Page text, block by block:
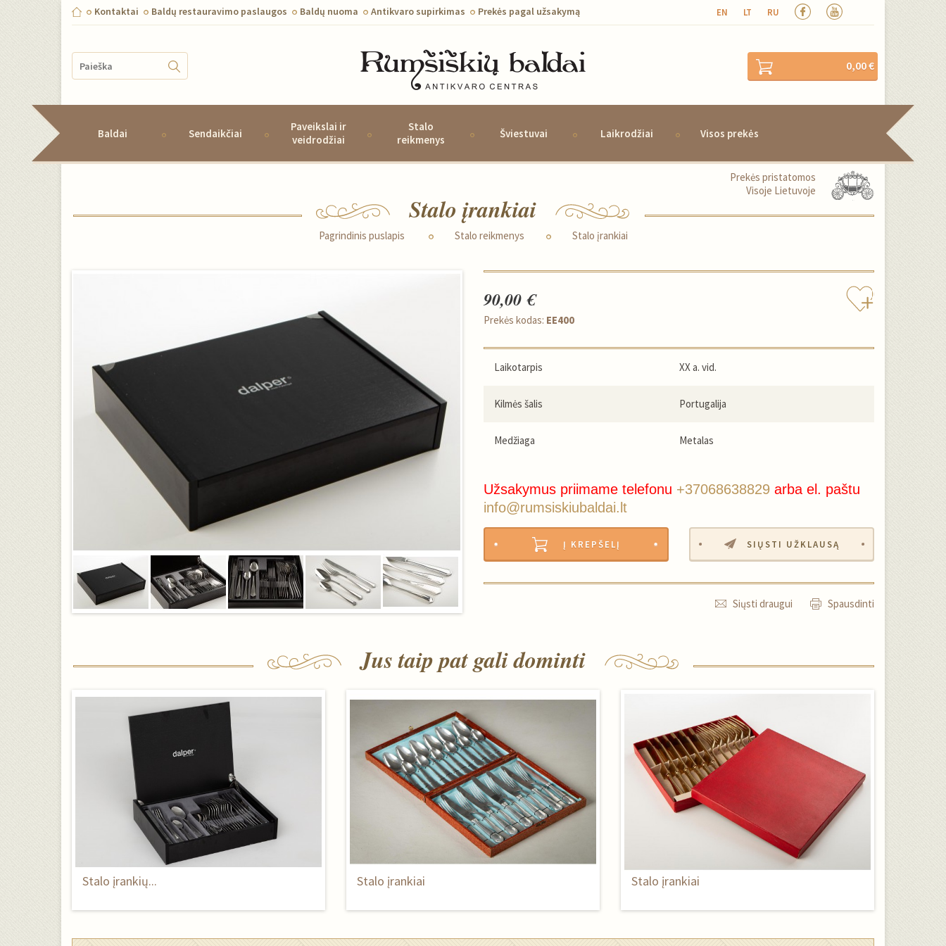
Kontaktai Baldų restauravimo paslaugos Baldų nuoma Antikvaro supirkimas Prekės pagal užsakymą EN LT RU
0,00 €
Baldai Sendaikčiai
Paveikslai ir
veidrodžiai
Stalo
reikmenys
Šviestuvai Laikrodžiai Visos prekės
Prekės pristatomos
Visoje Lietuvoje
Stalo įrankiai
Pagrindinis puslapis Stalo reikmenys Stalo įrankiai
90,00 €
Prekės kodas: EE400
Laikotarpis XX a. vid.
Kilmės šalis Portugalija
Medžiaga Metalas
Užsakymus priimame telefonu +37068638829 arba el. paštu
info@rumsiskiubaldai.lt
Į KREPŠELĮ SIŲSTI UŽKLAUSĄ
Siųsti draugui Spausdinti
Jus taip pat gali dominti
Stalo įrankių... Stalo įrankiai Stalo įrankiai